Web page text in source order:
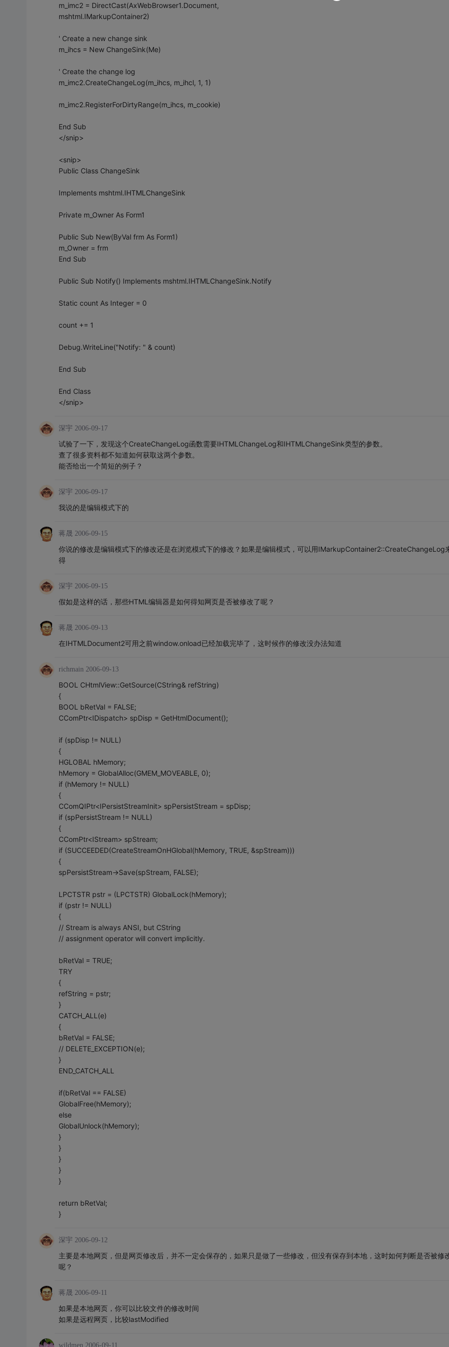
m_imc2 = DirectCast(AxWebBrowser1.Document,
mshtml.IMarkupContainer2)
' Create a new change sink
m_ihcs = New ChangeSink(Me)
' Create the change log
m_imc2.CreateChangeLog(m_ihcs, m_ihcl, 1, 1)
m_imc2.RegisterForDirtyRange(m_ihcs, m_cookie)
End Sub
</snip>
<snip>
Public Class ChangeSink
Implements mshtml.IHTMLChangeSink
Private m_Owner As Form1
Public Sub New(ByVal frm As Form1)
m_Owner = frm
End Sub
Public Sub Notify() Implements mshtml.IHTMLChangeSink.Notify
Static count As Integer = 0
count += 1
Debug.WriteLine("Notify: " & count)
End Sub
End Class
</snip>
深宇 2006-09-17
试验了一下，发现这个CreateChangeLog函数需要IHTMLChangeLog和IHTMLChangeSink类型的参数。
查了很多资料都不知道如何获取这两个参数。
能否给出一个简短的例子？
深宇 2006-09-17
我说的是编辑模式下的
蒋晟 2006-09-15
你说的修改是编辑模式下的修改还是在浏览模式下的修改？如果是编辑模式，可以用IMarkupContainer2::CreateChangeLog
得
深宇 2006-09-15
假如是这样的话，那些HTML编辑器是如何得知网页是否被修改了呢？
蒋晟 2006-09-13
在IHTMLDocument2可用之前window.onload已经加载完毕了，这时候作的修改没办法知道
richmain 2006-09-13
BOOL CHtmlView::GetSource(CString& refString)
{
BOOL bRetVal = FALSE;
CComPtr<IDispatch> spDisp = GetHtmlDocument();
if (spDisp != NULL)
{
HGLOBAL hMemory;
hMemory = GlobalAlloc(GMEM_MOVEABLE, 0);
if (hMemory != NULL)
{
CComQIPtr<IPersistStreamInit> spPersistStream = spDisp;
if (spPersistStream != NULL)
{
CComPtr<IStream> spStream;
if (SUCCEEDED(CreateStreamOnHGlobal(hMemory, TRUE, &spStream)))
{
spPersistStream->Save(spStream, FALSE);
LPCTSTR pstr = (LPCTSTR) GlobalLock(hMemory);
if (pstr != NULL)
{
// Stream is always ANSI, but CString
// assignment operator will convert implicitly.
bRetVal = TRUE;
TRY
{
refString = pstr;
}
CATCH_ALL(e)
{
bRetVal = FALSE;
// DELETE_EXCEPTION(e);
}
END_CATCH_ALL
if(bRetVal == FALSE)
GlobalFree(hMemory);
else
GlobalUnlock(hMemory);
}
}
}
}
}
return bRetVal;
}
深宇 2006-09-12
主要是本地网页，但是网页修改后，并不一定会保存的，如果只是做了一些修改，但没有保存到本地，这时如何判断是否被修
呢？
蒋晟 2006-09-11
如果是本地网页，你可以比较文件的修改时间
如果是远程网页，比较lastModified
wildmen 2006-09-11